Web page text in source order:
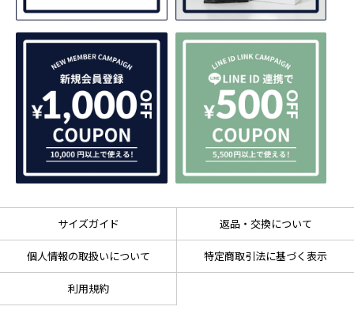
サイズガイド 返品・交換について
個人情報の取扱いについて 特定商取引法に基づく表示
利用規約